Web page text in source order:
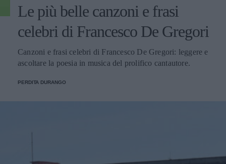
Le più belle canzoni e frasi
celebri di Francesco De Gregori
Canzoni e frasi celebri di Francesco De Gregori: leggere e
ascoltare la poesia in musica del prolifico cantautore.
PERDITA DURANGO